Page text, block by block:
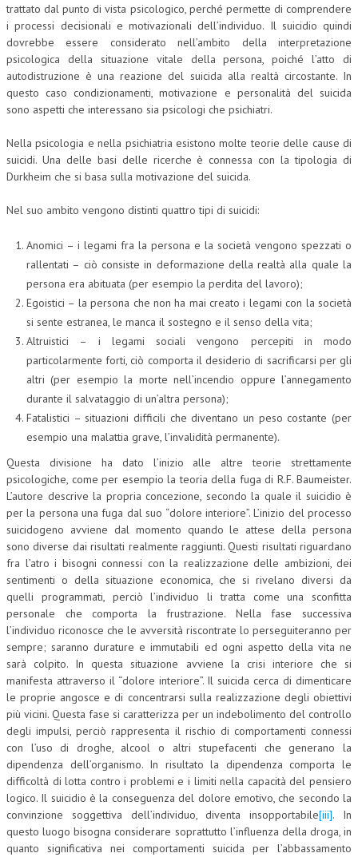
DOCUMENTI
MANUALI E MONOGRAFIE
TESI DI LAUREA
trattato dal punto di vista psicologico, perché permette di comprendere
i processi decisionali e motivazionali dell’individuo. Il suicidio quindi
dovrebbe essere considerato nell’ambito della interpretazione
psicologica della situazione vitale della persona, poiché l’atto di
autodistruzione è una reazione del suicida alla realtà circostante. In
questo caso condizionamenti, motivazione e personalità del suicida
sono aspetti che interessano sia psicologi che psichiatri.
Nella psicologia e nella psichiatria esistono molte teorie delle cause di
suicidi. Una delle basi delle ricerche è connessa con la tipologia di
Durkheim che si basa sulla motivazione del suicida.
Nel suo ambito vengono distinti quattro tipi di suicidi:
Anomici – i legami fra la persona e la società vengono spezzati o
rallentati – ciò consiste in deformazione della realtà alla quale la
persona era abituata (per esempio la perdita del lavoro);
Egoistici – la persona che non ha mai creato i legami con la società
si sente estranea, le manca il sostegno e il senso della vita;
Altruistici – i legami sociali vengono percepiti in modo
particolarmente forti, ciò comporta il desiderio di sacrificarsi per gli
altri (per esempio la morte nell’incendio oppure l’annegamento
durante il salvataggio di un’altra persona);
Fatalistici – situazioni difficili che diventano un peso costante (per
esempio una malattia grave, l’invalidità permanente).
Questa divisione ha dato l’inizio alle altre teorie strettamente
psicologiche, come per esempio la teoria della fuga di R.F. Baumeister.
L’autore descrive la propria concezione, secondo la quale il suicidio è
per la persona una fuga dal suo “dolore interiore”. L’inizio del processo
suicidogeno avviene dal momento quando le attese della persona
sono diverse dai risultati realmente raggiunti. Questi risultati riguardano
fra l’atro i bisogni connessi con la realizzazione delle ambizioni, dei
sentimenti o della situazione economica, che si rivelano diversi da
quelli programmati, perciò l’individuo li tratta come una sconfitta
personale che comporta la frustrazione. Nella fase successiva
l’individuo riconosce che le avversità riscontrate lo perseguiteranno per
sempre; saranno durature e immutabili ed ogni aspetto della vita ne
sarà colpito. In questa situazione avviene la crisi interiore che si
manifesta attraverso il “dolore interiore”. Il suicida cerca di dimenticare
le proprie angosce e di concentrarsi sulla realizzazione degli obiettivi
più vicini. Questa fase si caratterizza per un indebolimento del controllo
degli impulsi, perciò rappresenta il rischio di comportamenti connessi
con l’uso di droghe, alcool o altri stupefacenti che generano la
dipendenza dell’organismo. In risultato la dipendenza comporta le
difficoltà di lotta contro i problemi e i limiti nella capacità del pensiero
logico. Il suicidio è la conseguenza del dolore emotivo, che secondo la
convinzione soggettiva dell’individuo, diventa insopportabile[iii]. In
questo luogo bisogna considerare soprattutto l’influenza della droga, in
quanto significativa nei comportamenti suicida per l’abbassamento